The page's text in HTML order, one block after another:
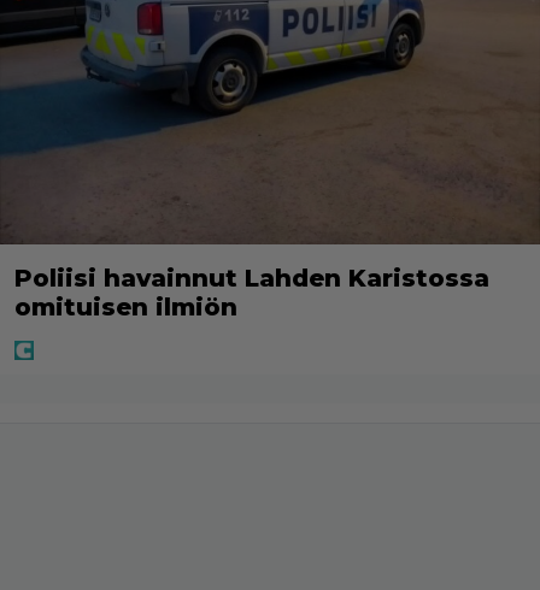
Poliisi havainnut Lahden Karistossa
omituisen ilmiön